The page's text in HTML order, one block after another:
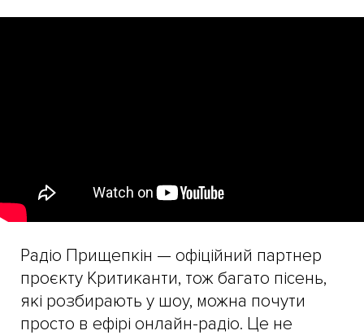
Радіо Прищепкін — офіційний партнер
проєкту Критиканти, тож багато пісень,
які розбирають у шоу, можна почути
просто в ефірі онлайн-радіо. Це не